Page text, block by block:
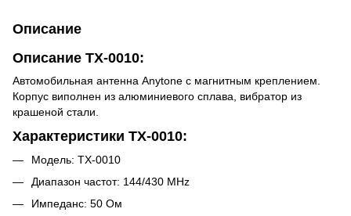
Описание
Описание TX-0010:
Автомобильная антенна Anytone с магнитным креплением.
Корпус виполнен из алюминиевого сплава, вибратор из
крашеной стали.
Характеристики TX-0010:
Модель: TX-0010
Диапазон частот: 144/430 MHz
Импеданс: 50 Ом